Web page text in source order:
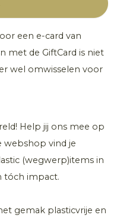
een e-card van
met de GiftCard is niet
wel omwisselen voor
Help jij ons mee op
webshop vind je
(wegwerp)items in
tóch impact.
gemak plasticvrije en